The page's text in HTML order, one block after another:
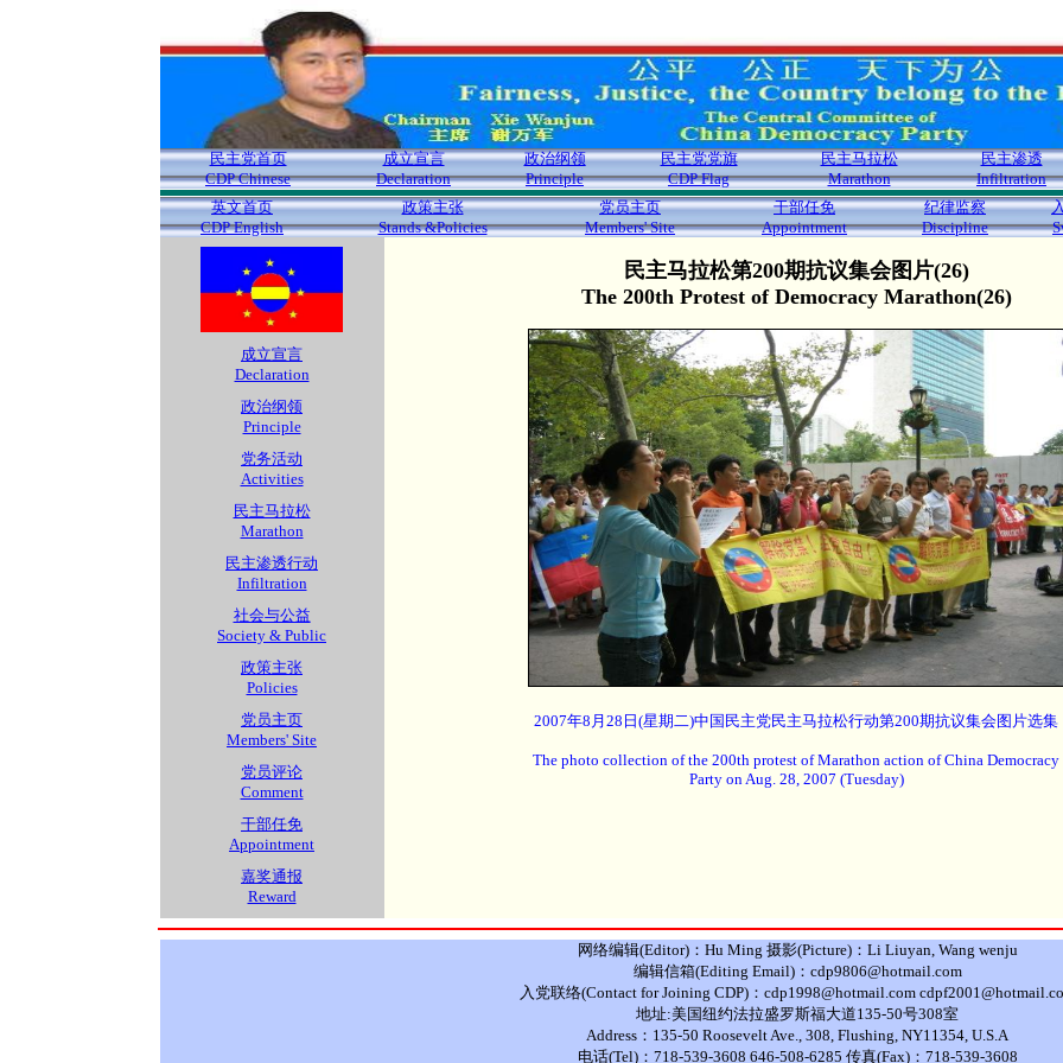
民主党首页
CDP Chinese
成立宣言
Declaration
政治纲领
Principle
民主党党旗
CDP Flag
民主马拉松
Marathon
民主渗透
Infiltration
英文首页
CDP English
政策主张
Stands &Policies
党员主页
Members' Site
干部任免
Appointment
纪律监察
Discipline
成立宣言
Declaration
政治纲领
Principle
党务活动
Activities
民主马拉松
Marathon
民主渗透行动
Infiltration
社会与公益
Society & Public
政策主张
Policies
党员主页
Members' Site
党员评论
Comment
干部任免
Appointment
嘉奖通报
Reward
民主马拉松第200期抗议集会图片(26)
The 200th Protest of Democracy Marathon(26)
2007年8月28日(星期二)中国民主党民主马拉松行动第200期抗议集会图片选集
The photo collection of the 200th protest of Marathon action of China Democracy
Party on Aug. 28, 2007 (Tuesday)
网络编辑(Editor)：Hu Ming 摄影(Picture)：Li Liuyan, Wang wenju
编辑信箱(Editing Email)：cdp9806@hotmail.com
入党联络(Contact for Joining CDP)：cdp1998@hotmail.com
地址:美国纽约法拉盛罗斯福大道135-50号308室
Address：135-50 Roosevelt Ave., 308, Flushing, NY11354, U.S.A
电话(Tel)：718-539-3608 646-508-6285 传真(Fax)：718-539-3608